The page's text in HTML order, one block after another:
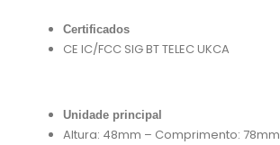
Certificados
CE IC/FCC SIG BT TELEC UKCA
Unidade principal
Altura: 48mm – Comprimento: 78mm